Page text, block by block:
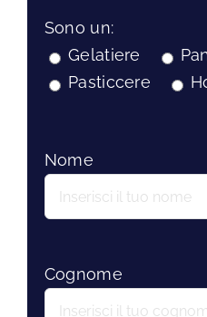
Sono un:
Gelatiere
Pasticcere
Nome
Cognome